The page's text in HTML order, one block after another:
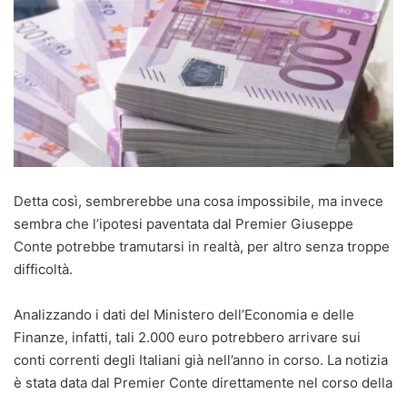
Detta così, sembrerebbe una cosa impossibile, ma invece
sembra che l’ipotesi paventata dal Premier Giuseppe
Conte potrebbe tramutarsi in realtà, per altro senza troppe
difficoltà.
Analizzando i dati del Ministero dell’Economia e delle
Finanze, infatti, tali 2.000 euro potrebbero arrivare sui
conti correnti degli Italiani già nell’anno in corso. La notizia
è stata data dal Premier Conte direttamente nel corso della